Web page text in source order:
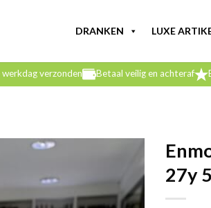
DRANKEN LUXE
verzonden Betaal veilig en achteraf
27y